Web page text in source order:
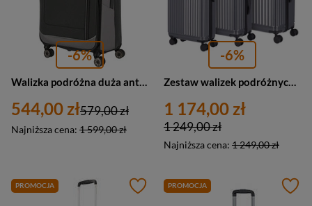
-6%
Walizka podróżna duża antracytowa materiałowa - Travelite Viia 92849-04
544,00 zł
Najniższa cena: 1 599,00 zł
579,00 zł
-6%
Zestaw walizek podróżnych, mała, średnia, duża, ABS, 4 kółka, antracytowe Travelite 72640-20
1 174,00 zł
Najniższa cena: 1 249,00 zł
1 249,00 zł
PROMOCJA PROMOCJA